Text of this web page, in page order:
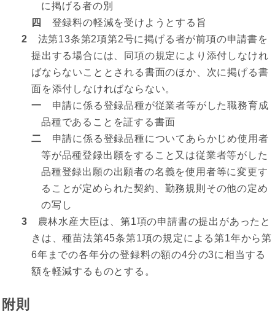
に掲げる者の別
四
登録料の軽減を受けようとする旨
2 法第13条第2項第2号に掲げる者が前項の申請書を
提出する場合には、同項の規定により添付しなけれ
ばならないこととされる書面のほか、次に掲げる書
面を添付しなければならない。
一 申請に係る登録品種が従業者等がした職務育成
品種であることを証する書面
二 申請に係る登録品種についてあらかじめ使用者
等が品種登録出願をすること又は従業者等がした
品種登録出願の出願者の名義を使用者等に変更す
ることが定められた契約、勤務規則その他の定め
の写し
3 農林水産大臣は、第1項の申請書の提出があったと
きは、種苗法第45条第1項の規定による第1年から第
6年までの各年分の登録料の額の4分の3に相当する
額を軽減するものとする。
附則